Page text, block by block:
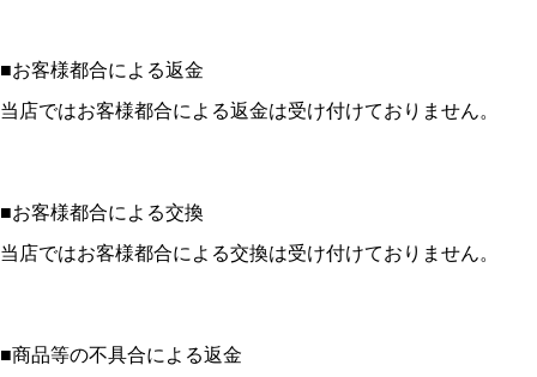
■お客様都合による返金
当店ではお客様都合による返金は受け付けておりません。
■お客様都合による交換
当店ではお客様都合による交換は受け付けておりません。
■商品等の不具合による返金